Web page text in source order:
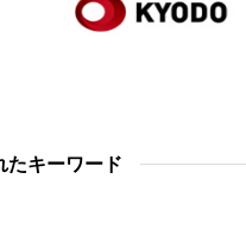
たキーワード